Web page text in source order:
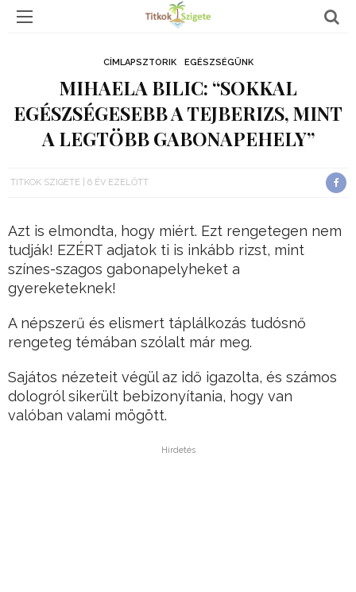
CÍMLAPSZTORIK EGÉSZSÉGÜNK
MIHAELA BILIC: “SOKKAL
EGÉSZSÉGESEBB A TEJBERIZS, MINT
A LEGTÖBB GABONAPEHELY”
TITKOK SZIGETE 6 ÉV EZELŐTT
Azt is elmondta, hogy miért. Ezt rengetegen nem
tudják! EZÉRT adjatok ti is inkább rizst, mint
színes-szagos gabonapelyheket a
gyereketeknek!
A népszerű és elismert táplálkozás tudósnő
rengeteg témában szólalt már meg.
Sajátos nézeteit végül az idő igazolta, és számos
dologról sikerült bebizonyítania, hogy van
valóban valami mögött.
Hirdetés